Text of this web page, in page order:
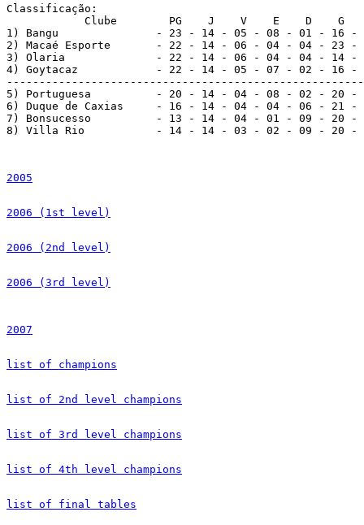
Classificação:
Clube        PG    J    V    E    D    G
1) Bangu               - 23 - 14 - 05 - 08 - 01 - 16 -
2) Macaé Esporte       - 22 - 14 - 06 - 04 - 04 - 23 -
3) Olaria              - 22 - 14 - 06 - 04 - 04 - 14 -
4) Goytacaz            - 22 - 14 - 05 - 07 - 02 - 16 -
5) Portuguesa          - 20 - 14 - 04 - 08 - 02 - 20 -
6) Duque de Caxias     - 16 - 14 - 04 - 04 - 06 - 21 -
7) Bonsucesso          - 13 - 14 - 04 - 01 - 09 - 20 -
8) Villa Rio           - 14 - 14 - 03 - 02 - 09 - 20 -
2005
2006 (1st level)
2006 (2nd level)
2006 (3rd level)
2007
list of champions
list of 2nd level champions
list of 3rd level champions
list of 4th level champions
list of final tables